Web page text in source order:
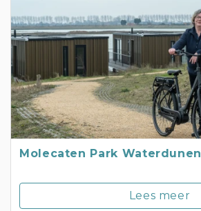
Molecaten Park Waterdunen
Lees meer